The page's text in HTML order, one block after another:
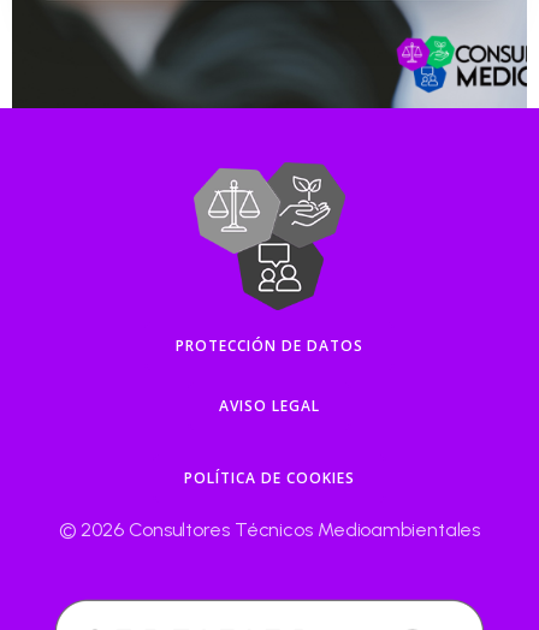
PROTECCIÓN DE DATOS
AVISO LEGAL
POLÍTICA DE COOKIES
© 2026 Consultores Técnicos Medioambientales